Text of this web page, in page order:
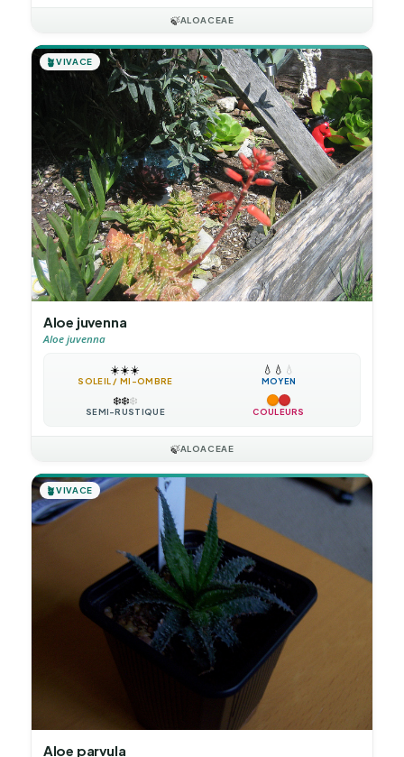
🍃ALOACEAE
🪴VIVACE
Aloe juvenna
Aloe juvenna
☀️☀️☀️
SOLEIL / MI-OMBRE
💧 💧 💧
MOYEN
❄️❄️❄️
SEMI-RUSTIQUE COULEURS
🍃ALOACEAE
🪴VIVACE
Aloe parvula